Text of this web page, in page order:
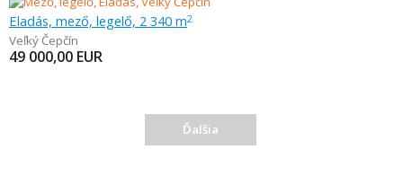
Eladás, mező, legelő, 2 340 m2
Veľký Čepčín
49 000,00 EUR
Ďalšia